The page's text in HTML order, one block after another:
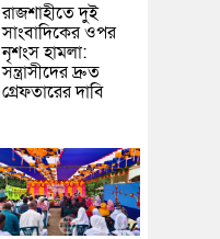
রাজশাহীতে দুই
সাংবাদিকের ওপর
নৃশংস হামলা:
সন্ত্রাসীদের দ্রুত
গ্রেফতারের দাবি